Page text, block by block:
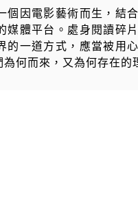
個因電影藝術而生，結
媒體平台。處身閱讀碎
的一道方式，應當被用
何而來，又為何存在的